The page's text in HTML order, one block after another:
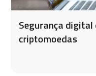
Segurança
criptomoedas